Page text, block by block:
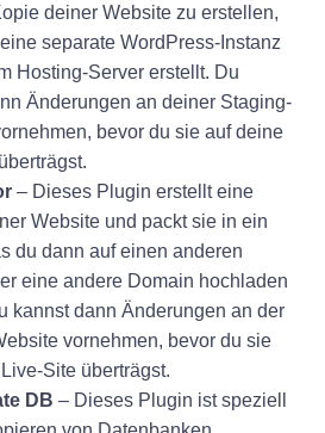
deiner Website zu erstellen,
separate WordPress-Instanz
Hosting-Server erstellt. Du
Änderungen an deiner Staging-
bevor du sie auf deine
– Dieses Plugin erstellt eine
Website und packt sie in ein
du dann auf einen anderen
eine andere Domain hochladen
kannst dann Änderungen an der
vornehmen, bevor du sie
Site überträgst.
DB – Dieses Plugin ist speziell